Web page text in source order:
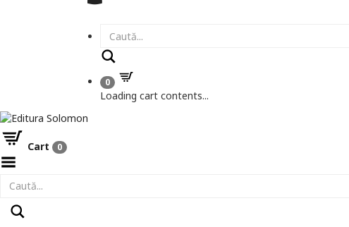
0
Loading cart contents...
Cart 0